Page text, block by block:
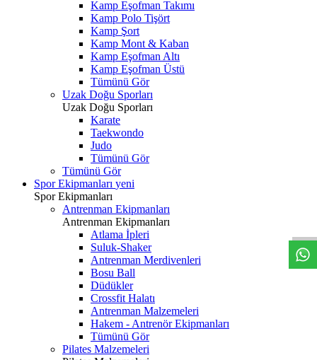
Kamp Eşofman Takımı
Kamp Polo Tişört
Kamp Şort
Kamp Mont & Kaban
Kamp Eşofman Altı
Kamp Eşofman Üstü
Tümünü Gör
Uzak Doğu Sporları
Uzak Doğu Sporları
Karate
Taekwondo
Judo
Tümünü Gör
Tümünü Gör
Spor Ekipmanları yeni
Spor Ekipmanları
Antrenman Ekipmanları
Antrenman Ekipmanları
Atlama İpleri
Suluk-Shaker
Antrenman Merdivenleri
Bosu Ball
Düdükler
Crossfit Halatı
Antrenman Malzemeleri
Hakem - Antrenör Ekipmanları
Tümünü Gör
Pilates Malzemeleri